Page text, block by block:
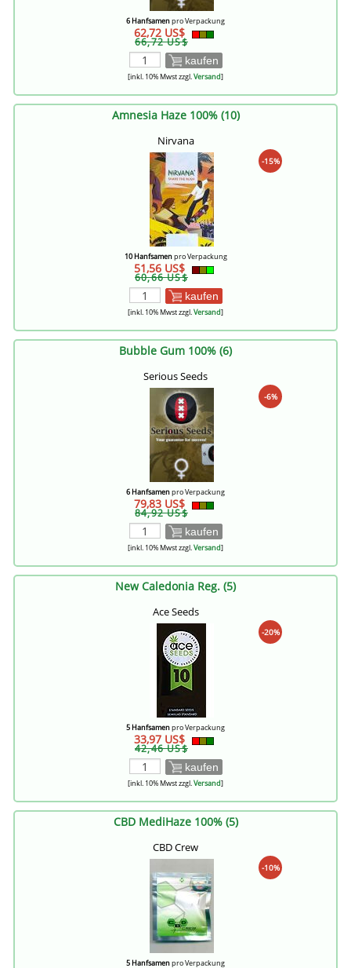
6 Hanfsamenpro Verpackung
62,72 US$
66,72 US$
kaufen
[inkl. 10% Mwst zzgl.Versand]
Amnesia Haze 100% (10)
Nirvana
-15%
10 Hanfsamenpro Verpackung
51,56 US$
60,66 US$
kaufen
[inkl. 10% Mwst zzgl.Versand]
Bubble Gum 100% (6)
Serious Seeds
-6%
6 Hanfsamenpro Verpackung
79,83 US$
84,92 US$
kaufen
[inkl. 10% Mwst zzgl.Versand]
New Caledonia Reg. (5)
Ace Seeds
-20%
5 Hanfsamenpro Verpackung
33,97 US$
42,46 US$
kaufen
[inkl. 10% Mwst zzgl.Versand]
CBD MediHaze 100% (5)
CBD Crew
-10%
5 Hanfsamenpro Verpackung